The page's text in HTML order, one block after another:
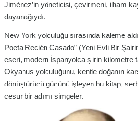
Jiménez’in yöneticisi, çevirmeni, ilham
dayanağıydı.
New York yolculuğu sırasında kaleme
Poeta Recién Casado” (Yeni Evli Bir
eseri, modern İspanyolca şiirin kilometre
Okyanus yolculuğunu, kentle doğanın
dönüştürücü gücünü işleyen bu kitap,
cesur bir adımı simgeler.